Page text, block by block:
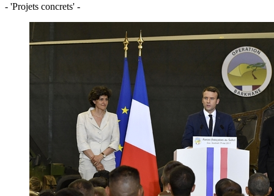
- 'Projets concrets' -